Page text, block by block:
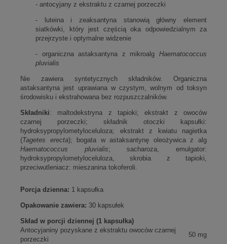
- antocyjany z ekstraktu z czarnej porzeczki
- luteina i zeaksantyna stanowią główny element
siatkówki, który jest częścią oka odpowiedzialnym za
przejrzyste i optymalne widzenie
- organiczna astaksantyna z mikroalg Haematococcus
pluvialis
Nie zawiera syntetycznych składników. Organiczna
astaksantyna jest uprawiana w czystym, wolnym od toksyn
środowisku i ekstrahowana bez rozpuszczalników.
Składniki: maltodekstryna z tapioki; ekstrakt z owoców
czarnej porzeczki; składnik otoczki kapsułki:
hydroksypropylometyloceluloza; ekstrakt z kwiatu nagietka
(Tagetes erecta); bogata w astaksantynę oleożywica z alg
Haematococcus pluvialis; sacharoza, emulgator:
hydroksypropylometyloceluloza, skrobia z tapioki,
przeciwutleniacz: mieszanina tokoferoli.
Porcja dzienna: 1 kapsułka
Opakowanie zawiera: 30 kapsułek
Skład w porcji dziennej (1 kapsułka)
Antocyjaniny pozyskane z ekstraktu owoców czarnej
porzeczki
50 mg